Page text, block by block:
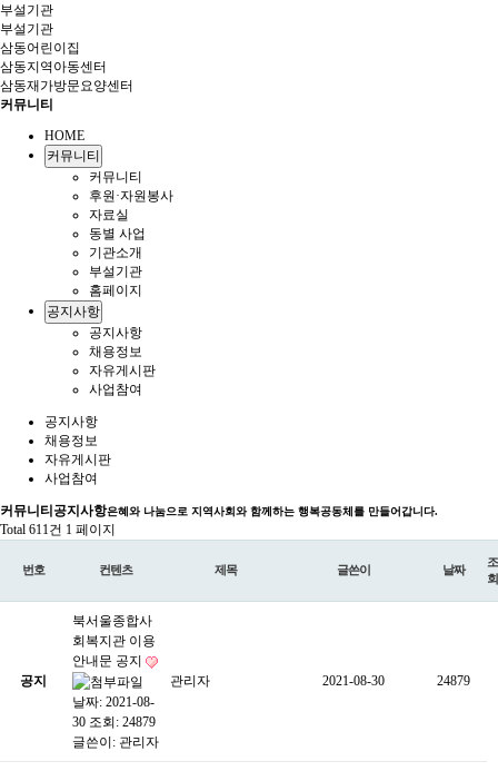
부설기관
부설기관
삼동어린이집
삼동지역아동센터
삼동재가방문요양센터
커뮤니티
HOME
커뮤니티
커뮤니티
후원·자원봉사
자료실
동별 사업
기관소개
부설기관
홈페이지
공지사항
공지사항
채용정보
자유게시판
사업참여
공지사항
채용정보
자유게시판
사업참여
커뮤니티 공지사항은혜와 나눔으로 지역사회와 함께하는 행복공동체를 만들어갑니다.
Total 611건 1 페이지
번호 컨텐츠 제목 글쓴이 날짜
조
회
공지
북서울종합사
회복지관 이용
안내문 공지
날짜: 2021-08-
30 조회: 24879
글쓴이: 관리자
관리자 2021-08-30 24879